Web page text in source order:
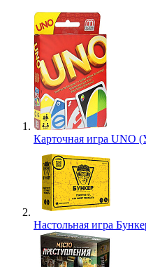
Карточная игра UNO
Настольная игра